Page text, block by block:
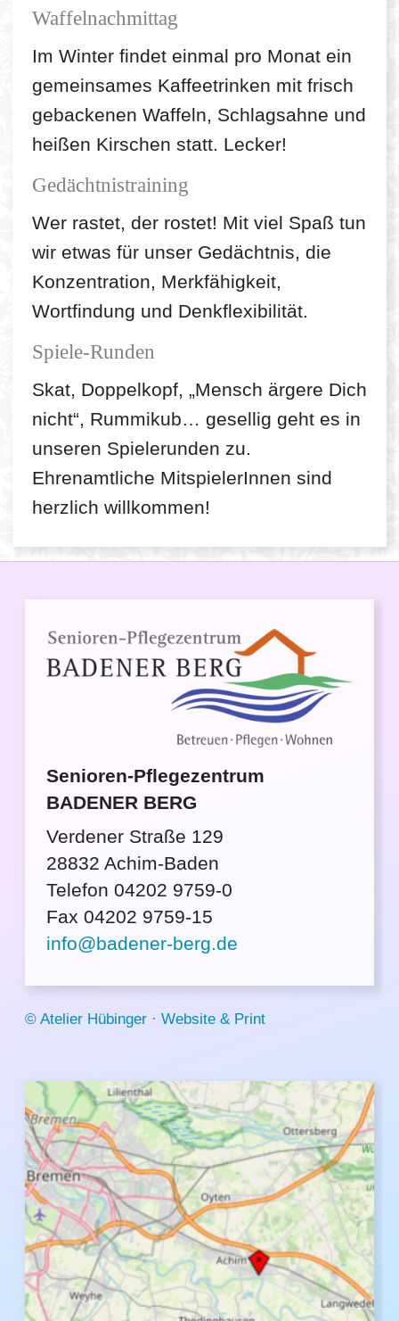
Waffelnachmittag
Im Winter findet einmal pro Monat ein
gemeinsames Kaffeetrinken mit frisch
gebackenen Waffeln, Schlagsahne und
heißen Kirschen statt. Lecker!
Gedächtnistraining
Wer rastet, der rostet! Mit viel Spaß tun
wir etwas für unser Gedächtnis, die
Konzentration, Merkfähigkeit,
Wortfindung und Denkflexibilität.
Spiele-Runden
Skat, Doppelkopf, „Mensch ärgere Dich
nicht“, Rummikub… gesellig geht es in
unseren Spielerunden zu.
Ehrenamtliche MitspielerInnen sind
herzlich willkommen!
Senioren-Pflegezentrum
BADENER BERG
Verdener Straße 129
28832 Achim-Baden
Telefon 04202 9759-0
Fax 04202 9759-15
info@badener-berg.de
© Atelier Hübinger · Website & Print